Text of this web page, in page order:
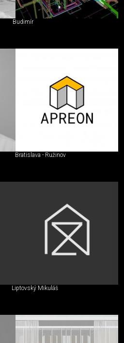
Budimír
Bratislava - Ružinov
Liptovský Mikuláš